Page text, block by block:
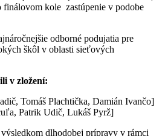
finálovom kole zastúpenie v podobe
odborné podujatia pre
škôl v oblasti sieťových
v zložení:
Tomáš Plachtička, Damián Ivančo]
Patrik Udič, Lukáš Pyrž]
dlhodobej prípravy v rámci